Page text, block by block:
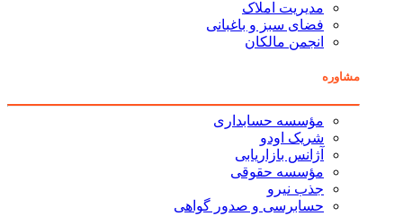
مدیریت املاک
فضای سبز و باغبانی
انجمن مالکان
مشاوره
مؤسسه حسابداری
شریک اودو
آژانس بازاریابی
مؤسسه حقوقی
جذب نیرو
حسابرسی و صدور گواهی